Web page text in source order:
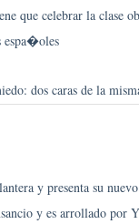
que celebrar la clase
espa�oles
dos caras de la
y presenta su
y es arrollado por